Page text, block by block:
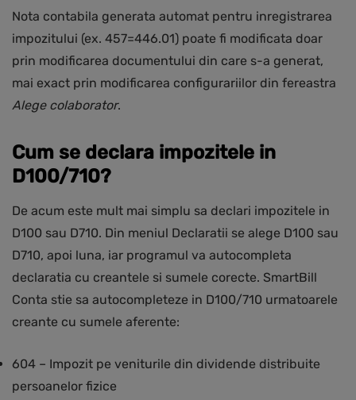
Nota contabila generata automat pentru inregistrarea
impozitului (ex. 457=446.01) poate fi modificata doar
prin modificarea documentului din care s-a generat,
mai exact prin modificarea configurariilor din fereastra
Alege colaborator.
Cum se declara impozitele in
D100/710?
De acum este mult mai simplu sa declari impozitele in
D100 sau D710. Din meniul Declaratii se alege D100 sau
D710, apoi luna, iar programul va autocompleta
declaratia cu creantele si sumele corecte. SmartBill
Conta stie sa autocompleteze in D100/710 urmatoarele
creante cu sumele aferente:
604 – Impozit pe veniturile din dividende distribuite
persoanelor fizice